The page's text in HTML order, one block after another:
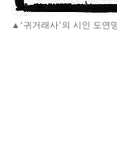
▲‘귀거래사’의 시인 도연